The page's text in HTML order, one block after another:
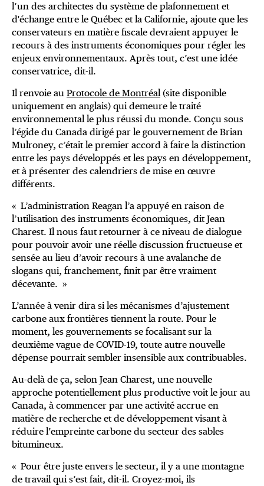
l’un des architectes du système de plafonnement et
d'échange entre le Québec et la Californie, ajoute que les
conservateurs en matière fiscale devraient appuyer le
recours à des instruments économiques pour régler les
enjeux environnementaux. Après tout, c’est une idée
conservatrice, dit-il.
Il renvoie au Protocole de Montréal(site disponible
uniquement en anglais) qui demeure le traité
environnemental le plus réussi du monde. Conçu sous
l’égide du Canada dirigé par le gouvernement de Brian
Mulroney, c’était le premier accord à faire la distinction
entre les pays développés et les pays en développement,
et à présenter des calendriers de mise en œuvre
différents.
« L’administration Reagan l’a appuyé en raison de
l’utilisation des instruments économiques, dit Jean
Charest. Il nous faut retourner à ce niveau de dialogue
pour pouvoir avoir une réelle discussion fructueuse et
sensée au lieu d’avoir recours à une avalanche de
slogans qui, franchement, finit par être vraiment
décevante. »
L’année à venir dira si les mécanismes d’ajustement
carbone aux frontières tiennent la route. Pour le
moment, les gouvernements se focalisant sur la
deuxième vague de COVID-19, toute autre nouvelle
dépense pourrait sembler insensible aux contribuables.
Au-delà de ça, selon Jean Charest, une nouvelle
approche potentiellement plus productive voit le jour au
Canada, à commencer par une activité accrue en
matière de recherche et de développement visant à
réduire l’empreinte carbone du secteur des sables
bitumineux.
« Pour être juste envers le secteur, il y a une montagne
de travail qui s’est fait, dit-il. Croyez-moi, ils